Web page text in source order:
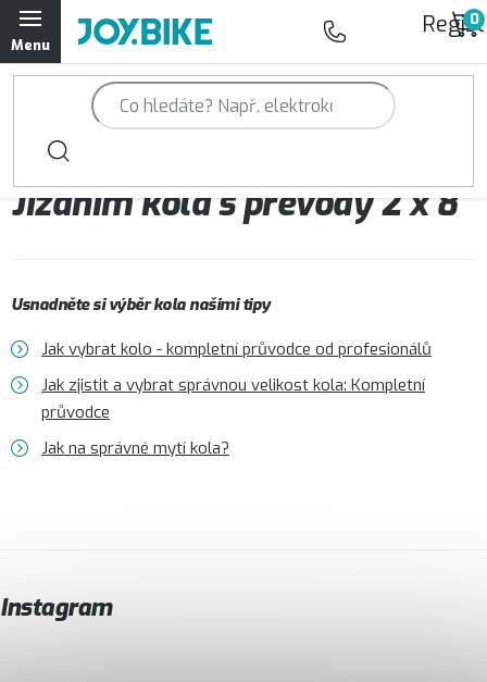
Přejít
na
obsah
Trailová kola Qayron
Horská kola Qayron
Dámská horská kola Qayron
Doplňky a oblečení Qayron
Kontakt Servisní a výdejní místa
Jízdním kola s převody 2 x 8
Usnadněte si výběr kola našimi tipy
Jak vybrat kolo - kompletní průvodce od profesionálů
Jak zjistit a vybrat správnou velikost kola: Kompletní
průvodce
Jak na správné mytí kola?
Instagram